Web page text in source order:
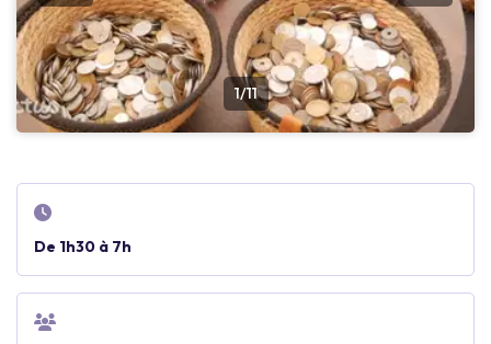
1/11
De 1h30 à 7h